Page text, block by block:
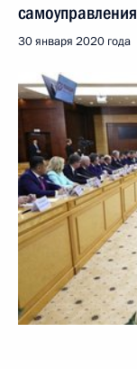
самоуправления
30 января 2020 года